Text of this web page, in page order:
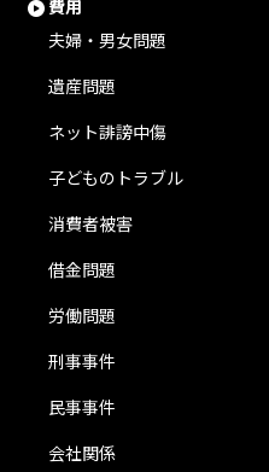
費用
夫婦・男女問題
遺産問題
ネット誹謗中傷
子どものトラブル
消費者被害
借金問題
労働問題
刑事事件
民事事件
会社関係